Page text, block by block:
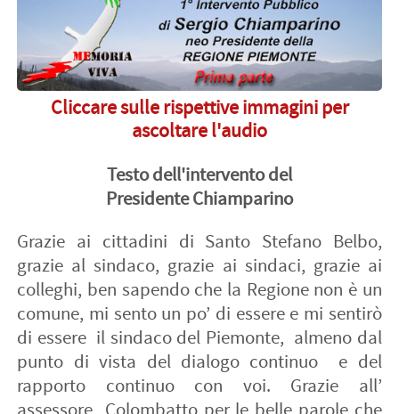
Cliccare sulle rispettive immagini per
ascoltare l'audio
Testo dell'intervento del
Presidente Chiamparino
Grazie ai cittadini di Santo Stefano Belbo, grazie al sindaco, grazie ai sindaci, grazie ai colleghi, ben sapendo che la Regione non è un comune, mi sento un po’ di essere e mi sentirò di essere il sindaco del Piemonte, almeno dal punto di vista del dialogo continuo e del rapporto continuo con voi. Grazie all’ assessore Colombatto per le belle parole che hai voluto pronunciare sul mio conto, un saluto affettuoso agli alpini con alcuni dei quali abbiamo sfilato ancora recentemente a Pordenone, un saluto alle autorità e complimenti alla banda trombettieri. Io da parte mia dico un grazie di cuore ad Angelo Marello che avete visto qui e non è il caso di applaudirlo di nuovo perché poi si monta la testa. Ci tenevo a venire e mi avete chiesto se sarei eventualmente venuto di nuovo a ricordare i martiri del Falchetto e avendomelo chiesto dopo le elezioni mi avete dato modo di fare qui la mia prima uscita pubblica da Presidente della Regione . Mi fa particolarmente piacere per tante ragioni, intanto perché mi sento nel cuore del Piemonte, nel cuore di quel Piemonte, nella cittadina che ha espresso uno dei massimi esponenti della cultura italiana, uno dei massimi interpreti del travaglio culturale di un’ epoca italiana e non è qui il caso di pronunciare il suo nome. Mi sento nel cuore di quel Piemonte profondo che ha saputo passare dalla malora allo sviluppo, dalla malora descritta da Nuto Revelli alla crescita con tutti i suoi problemi e le sue contraddizioni, insomma ha saputo fare forse in alcuni casi di più e meglio di quello che saputo fare il capoluogo. Essendo qui a ricordare i martiri del Falchetto intendo simbolicamente dire di fare la mia prima uscita da Presidente della nostra Regione ricordando tutti i martiri della Resistenza, ricordando tutti quei nomi scritti nelle tantissime lapidi che costellano ogni sentiero delle nostre montagne, delle nostre colline la vie delle nostre città e questo mi porta, lo dico a me stesso, a non dimenticare mai perché intanto il Piemonte non è stato soltanto la culla dell’ unità d’ Italia, ma è stata la culla della democrazia ed ha dato un tributo di sangue come non molte altre regioni hanno saputo dare e i martiri del Falchetto sono lì a ricordarlo, ma aiuta anche a ricordare che lo spirito, la passione con cui quelle persone hanno lasciato la vita sulle nostre colline e sulle nostre montagne è distante da tante cose che succedono oggi. Pensate che divario morale c’è tra quei cinque ragazzi, che magari anche in modo un po’ inconsapevole, lasciano le loro case, salgono in collina per combattere contro la tirannia e chi fa del governo ragione di guadagno personale. Pensate a che distanza c’è ancora adesso. Chi ha del cittadino la responsabilità di governare deve ricordare che ci sono stati i martiri del Falchetto, deve ricordare che c’è stata quella gente, perché ti deve venire la pelle d’ oca quando parli di quelle persone e pensi alle vicende di cui parlano i giornali in quel modo e i mercanti che stanno nel tempio della politica. Devono essere cacciati perché i cittadini hanno bisogno di ritrovare la politica della onestà, della limpidezza che c’era in coloro che hanno dato la vita per la libertà Ma io non voglio essere retorico, perché la retorica uccide più della spada. Io dico che sono voluto partire di qui perché io credo che dobbiamo soprattutto fare memoria, perché solo così possiamo trarre gli insegnamenti utili per chi come noi e come tanti altri hanno delle responsabilità per il presente e per il futuro. La riflessione che volevo proporre qui oggi, forse è una riflessione un po’ mia personale, però mi sembra anche giusto dato il momento non dico eccezionale, ma particolare, appunto la mia prima uscita da Presidente di questa Regione. E’ un tema che è affiorato sia nell’ intervento di Colombatto sia in quello del sindaco. La resistenza ha unito o ha diviso. Certamente la resistenza ha diviso, è stata una guerra civile che da queste parti spesso ha diviso le famiglie, ha diviso gli amici e quando la divisione entra così nel profondo della società, diventa crudele, quindi non bisogna avere una visione onirica di quello che è stato, perché è stato scontro, è stata violenza. Come è inevitabile che siano le guerre e io da questo punto di vista ho detto nel 2009 e lo dico adesso: è morta tanta gente da tutte e due le parti, spesso delle stesse famiglie. Io credo che il rispetto per i morti deve esserci per tutti, perché chi è morto pensando di fare la cosa giusta è giusto che abbia rispetto. Ma allo stesso modo quando si fa la ricostruzione che serva per l’ oggi e per il domani, quando si passa dal ricordo alla memoria, è giusto dire che chi è morto scegliendo la causa della libertà, della democrazia, della lotta alla tirannia, della lotta all’occupazione straniera non può essere non può essere messo sullo stesso piano di chi è morto dall’ altra parte. Io credo che questa sia una riflessione che dà conto della divisione anche aspra che c’è stata, che dà conto del rispetto che bisogna avere di tutte le persone, è un rispetto cristiano per chi è credente, ma anche civile per chi non è credente. Ma al tempo stesso quando passi a pensare al futuro devi dire che non è la stesso cosa essere morti per combattere il fascismo ed essere morti per cercare di mantenere in piedi un regime agonizzante, tirannico e dispotico. Però la resistenza ha anche un unito, ha come ha detto il sindaco e che ha scritto, ha unito nel ricostruire la democrazia. Io uso sempre quest’ immagine, l’ho usata a Treiso quando sono stato lì il 25 aprile: i partigiani combattevano con fazzoletti di colore diverso: verdi, rossi , azzurri e c’è stato un momento in cui hanno capito che quei colori, che quei fazzoletti dovevano fondersi, senza che nessuno abiurasse nulla, ma dovevano fondersi nel verde, bianco e rosso della bandiera italiana. Se hanno capito che era il momento di mettersi insieme per costruire un bene superiore, più grande e questo è stato il grande sforzo. E ora io dico, da questo punto di vista, a che punto siamo, perché in Italia adesso non voglio fare un escursus storico su cui non ho né i titoli né il tempo, però non v’è dubbio che dopo una fase immediatamente successiva alla vittoria della repubblica, del referendum, della promulgazione della Costituzione, c’è stata una fase di unità, di grande unità, è stato il punto più alto a cui quella fusione dei fazzoletti di chi aveva combattuto per la resistenza è arrivato al prodotto. C’ è stata una lunga fase nel nostro paese, che per ragioni internazionali, per tragiche ragioni internazionali è stata profondamente divisa in cui gli uni non riconoscevano la legittimità degli altri. E questo badate è il punto cruciale perché la Costituzione con quelle mirabili spinte per cui qualcuno ancora dice essere la più bella del mondo, io non so se è così, non sta a me giudicarlo, è sicuramente una gran bella costituzione, è una mirabile sintesi che nasce esattamente da questo sforzo al punto più alto di quello posto dalla resistenza ed è stato utile il fatto che tutti hanno rinunciato a qualcosa in nome di un riconoscimento legittimo. Non dimentichiamo che la Costituzione viene dopo che un ministro di Grazia e Giustizia di allora, Palmiro Togliatti, fece, non sempre capito dai suoi, l’ amnistia dei gerarchi fascisti. Quindi tutti hanno rinunciato alle proprie cose per cercare il punto di unione, di unità. Se non c’è riconoscimento legittimo in un sistema democratico manca l’ essenziale, cioè manca quello che fa fare il passo in avanti e che consente di dare risposte ai problemi dei cittadini. Ora la mia intenzione è questa: quanta strada dobbiamo fare per ritrovare quella capacità che ebbero i patrioti resistenti per trovare i punti di convergenza. Ho detto: ci sono state tragiche azioni internazionali, per cui praticamente noi non potevamo fare nulla. C’è stata un’epoca, faccio due nomi: Aldo Moro ed Enrico Berlinguer, di cui è scaduto per altro il trentennale della scomparsa pochi giorni fa, c’è stato uno sforzo, non ci sono riusciti, poi siamo ripiombati in un altro trentennio in cui la delegittimazione reciproca è stata la spinta di base delle nostre forze politiche. Io credo che bisogna porre fine a questo, però non vuol dire, badate bene, non esercitare la responsabilità che sta nel governo, perché io ho ben chiaro che chi è chiamato dai cittadini a governare, come dice don Ciotti in un suo libro, come ha detto don Aldo nella sua omelia, deve prima di tutto esercitare la responsabilità e la responsabilità è quella di ascoltare, ma è anche quella di decidere. Perché se uno non decide si sottrae alla propria responsabilità. Ma questo non può essere fatto in un clima di delegittimazione dell’ avversario, anzi deve essere fatto in un clima di riconoscimento, di sforzo per riconoscere le ragioni degli altri. Io mi stupisco che coloro che con la mano destra dicono che questa è la costituzione più bella del mondo, con la mano sinistra poi demonizzino qualsiasi intento di reciproco riconoscimento con la parola che è diventata sinonimo di negativo inciucio. Scusate, la Costituzione secondo alcuni che parlano di inciucio che cosa sarebbe se non un inciucio. La schizofrenia della politica e della cultura in Italia è alta: che cosa sarebbe la Costituzione, secondo alcuni, se una fase come quella che è stata nel 1948 che ha preceduto la promulgazione della Costituzione nel 48, sarebbe descritta come, come una generosa ricerca di reciproci riconoscimenti di portatori di interessi della casa comune o come l’ inciucio per nascondere sordidi interessi. E’ questo il punto. Io capisco che questa parola inciucio rischi di prendere il sopravvento per quello che ho detto all’ inizio, per quella distanza morale, morale che c’è fra coloro che sono caduti al Falchetto e in altre tante parti del Piemonte e dell’ Italia e coloro che rubano sulle opere pubbliche per arricchirsi. Però non c’è solo questo, perché lasciatemelo dire da piem